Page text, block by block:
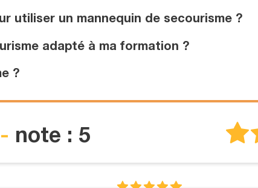
utiliser un mannequin de secourisme ?
adapté à ma formation ?
?
note : 5